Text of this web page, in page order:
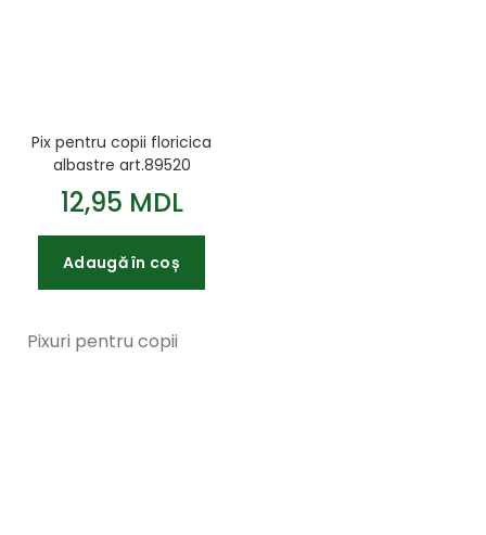
Pix pentru copii floricica
albastre art.89520
12,95 MDL
Adaugă în coș
Pixuri pentru copii